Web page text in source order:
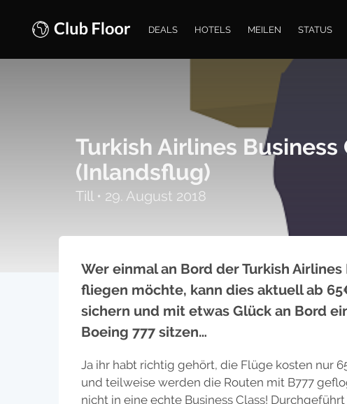
DEALS HOTELS MEILEN STATUS
Turkish Airlines
(Inlandsflug)
Till • 29. August 2018
Wer einmal an Bord der Turkish
fliegen möchte, kann dies aktuell ab
sichern und mit etwas Glück an Bord
Boeing 777 sitzen…
Ja ihr habt richtig gehört, die Flüge kosten nur
und teilweise werden die Routen mit B777
nicht in eine echte Business Class!